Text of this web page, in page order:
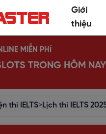
Giới
thiệu
MIỄN PHÍ
TRONG HÔM NAY
thi IELTS>Lịch thi IELTS